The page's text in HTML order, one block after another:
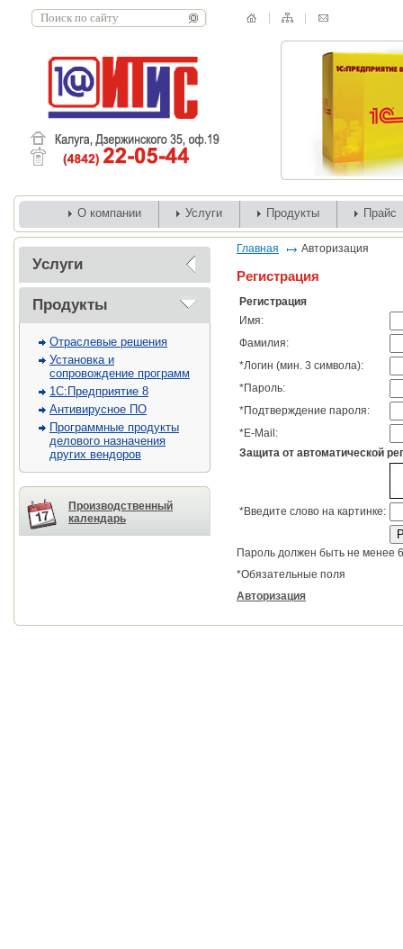
О компании Услуги Продукты Прайс
Услуги
Продукты
Отраслевые решения
Установка и
сопровождение программ
1С:Предприятие 8
Антивирусное ПО
Программные продукты
делового назначения
других вендоров
Производственный
календарь
Главная Авторизация
Регистрация
Регистрация
Имя:
Фамилия:
*Логин (мин. 3 символа):
*Пароль:
*Подтверждение пароля:
*E-Mail:
Защита от автоматической
*Введите слово на картинке:
Пароль должен быть не менее
*Обязательные поля
Авторизация